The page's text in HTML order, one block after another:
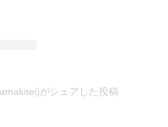
がシェアした投稿